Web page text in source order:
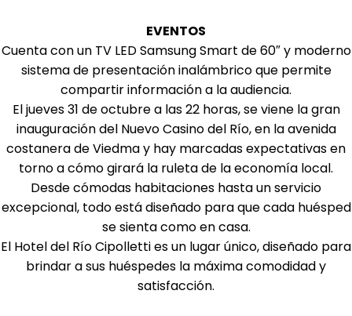
EVENTOS
Cuenta con un TV LED Samsung Smart de 60″ y moderno
sistema de presentación inalámbrico que permite
compartir información a la audiencia.
El jueves 31 de octubre a las 22 horas, se viene la gran
inauguración del Nuevo Casino del Río, en la avenida
costanera de Viedma y hay marcadas expectativas en
torno a cómo girará la ruleta de la economía local.
Desde cómodas habitaciones hasta un servicio
excepcional, todo está diseñado para que cada huésped
se sienta como en casa.
El Hotel del Río Cipolletti es un lugar único, diseñado para
brindar a sus huéspedes la máxima comodidad y
satisfacción.